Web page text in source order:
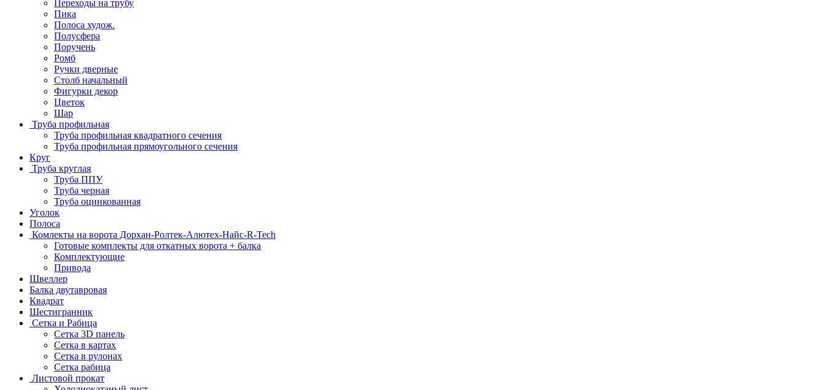
Переходы на трубу
Пика
Полоса худож.
Полусфера
Поручень
Ромб
Ручки дверные
Столб начальный
Фигурки декор
Цветок
Шар
Труба профильная
Труба профильная квадратного сечения
Труба профильная прямоугольного сечения
Круг
Труба круглая
Труба ППУ
Труба черная
Труба оцинкованная
Уголок
Полоса
Комлекты на ворота Дорхан-Ролтек-Алютех-Найс-R-Tech
Готовые комплекты для откатных ворота + балка
Комплектующие
Привода
Швеллер
Балка двутавровая
Квадрат
Шестигранник
Сетка и Рабица
Сетка 3D панель
Сетка в картах
Сетка в рулонах
Сетка рабица
Листовой прокат